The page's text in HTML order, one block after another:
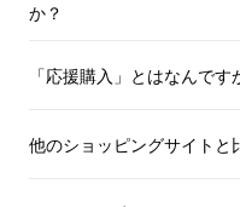
か？
「応援購入」とはなんです
他のショッピングサイトと